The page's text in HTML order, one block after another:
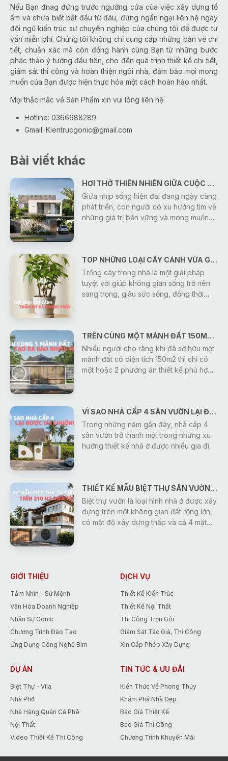
Nếu Bạn đnag đứng trước ngưỡng cửa của việc xây dựng tổ
ấm và chưa biết bắt đầu từ đâu, đừng ngần ngại liên hệ ngay
đội ngũ kiến trúc sư chuyên nghiệp của chúng tôi để được tư
vấn miễn phí. Chúng tôi không chỉ cung cấp những bản vẽ chi
tiết, chuẩn xác mà còn đồng hành cùng Bạn từ những bước
phác thảo ý tưởng đầu tiên, cho đến quá trình thiết kế chi tiết,
giám sát thi công và hoàn thiện ngôi nhà, đảm bảo mọi mong
muốn của Bạn được hiện thực hóa một cách hoàn hảo nhất.
Mọi thắc mắc về Sản Phẩm xin vui lòng liên hệ:
Hotline: 0366688289
Gmail: Kientrucgonic@gmail.com
Bài viết khác
HƠI THỞ THIÊN NHIÊN GIỮA CUỘC SỐNG HIỆN ĐẠI
Giữa nhịp sống hiện đại đang ngày càng
phát triển, con người có xu hướng tìm về
những giá trị bền vững và mong muốn
được nhiều gia đình lựa chọn. Một ngôi
nhà không chỉ đáp ứng công năng sử
dụng mà còn là nơi giúp tái tạo năng
lượng, cân bằng cảm xúc và mang đến
TOP NHỮNG LOẠI CÂY CẢNH VỪA GIÚP THANH LỌC KHÔNG KHÍ VỪA MANG Ý NGHĨA PHONG THỦY
Trồng cây trong nhà là một giải pháp
tuyệt vời giúp không gian sống trở nên
sang trọng, giàu sức sống, đồng thời
lộc mà bạn có thể tham khảo:
TRÊN CÙNG MỘT MẢNH ĐẤT 150M2 DIỆN TÍCH SÀN - KIẾN TRÚC SƯ GONIC CÓ THỂ TẠO RA BAO NHIÊU MẪU THIẾT KẾ?
Nhiều người cho rằng khi đã sở hữu một
mảnh đất có diện tích 150m2 thì chỉ có
một hoặc 2 phương án thiết kế phù hợp.
kiến trúc và định hướng sinh hoạt khác
nhau, các kiến trúc sư Gonic có thể tạo
ra hàng chục, thậm chí hàng trăm
phương án thiết kế độc đáo.
VÌ SAO NHÀ CẤP 4 SÂN VƯỜN LẠI ĐƯỢC ƯA CHUỘNG NHIỀU HIỆN NAY?
Trong những năm gần đây, nhà cấp 4
sân vườn trở thành một trong những xu
hướng thiết kế nhà ở được nhiều gia đình
đến cảm giác thoáng đãng, trong lành,
kiểu nhà này còn tạo nên môi trường
sống yên tĩnh, giúp các thành viên có
thể thư giãn và tận hưởng cuộc sống sau
THIẾT KẾ MẪU BIỆT THỰ SÂN VƯỜN TRÊN 210 M2 DIỆN TÍCH SÀN
Biệt thự vườn là loại hình nhà ở được xây
dựng trên một không gian đất rộng lớn,
có mật độ xây dựng thấp và cả 4 mặt
quanh bao gồm cây xanh, tiểu cảnh,
thiết kế hợp lý, cảnh quan sân vườn
không chỉ tăng giá trị thẩm mỹ mà còn
cải thiện chất lượng
GIỚI THIỆU
Tầm Nhìn - Sứ Mệnh
Văn Hóa Doanh Nghiệp
Nhân Sự Gonic
Chương Trình Đào Tạo
Ứng Dụng Công Nghệ Bim
DỊCH VỤ
Thiết Kế Kiến Trúc
Thiết Kế Nội Thất
Thi Công Trọn Gói
Giám Sát Tác Giả, Thi Công
Xin Cấp Phép Xây Dựng
DỰ ÁN
Biệt Thự - Vila
Nhà Phố
Nhà Hàng Quán Cà Phê
Nội Thất
Video Thiết Kế Thi Công
TIN TỨC & ƯU ĐÃI
Kiến Thức Về Phong Thủy
Khám Phá Nhà Đẹp
Báo Giá Thiết Kế
Báo Giá Thi Công
Chương Trình Khuyến Mãi